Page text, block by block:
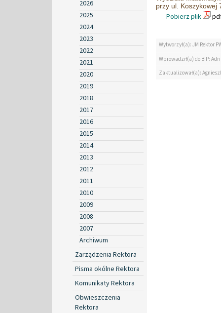
2026
2025
2024
2023
2022
2021
2020
2019
2018
2017
2016
2015
2014
2013
2012
2011
2010
2009
2008
2007
Archiwum
Zarządzenia Rektora
Pisma okólne Rektora
Komunikaty Rektora
Obwieszczenia
Rektora
przy ul. Koszykowej
Pobierz plik
Wytworzył(a): JM Rektor
Wprowadził(a) do BIP:
Zaktualizował(a):